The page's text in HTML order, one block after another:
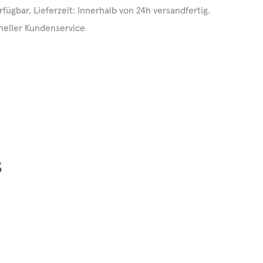
Lieferzeit: Innerhalb von 24h versandfertig.
Kundenservice